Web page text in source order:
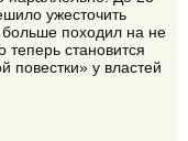
ужесточить
походил на не
становится
повестки» у властей